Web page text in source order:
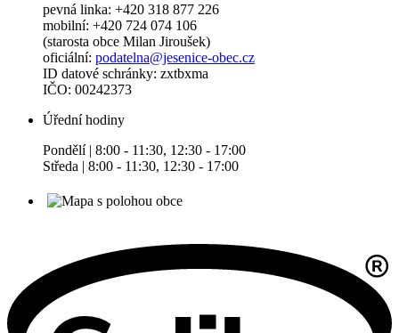
pevná linka: +420 318 877 226
mobilní: +420 724 074 106
(starosta obce Milan Jiroušek)
oficiální: podatelna@jesenice-obec.cz
ID datové schránky: zxtbxma
IČO: 00242373
Úřední hodiny
Pondělí | 8:00 - 11:30, 12:30 - 17:00
Středa | 8:00 - 11:30, 12:30 - 17:00